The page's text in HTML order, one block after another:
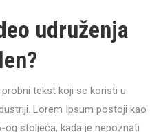
udruženja
tekst koji se koristi u
Lorem Ipsum postoji kao
stoljeća, kada je nepoznati